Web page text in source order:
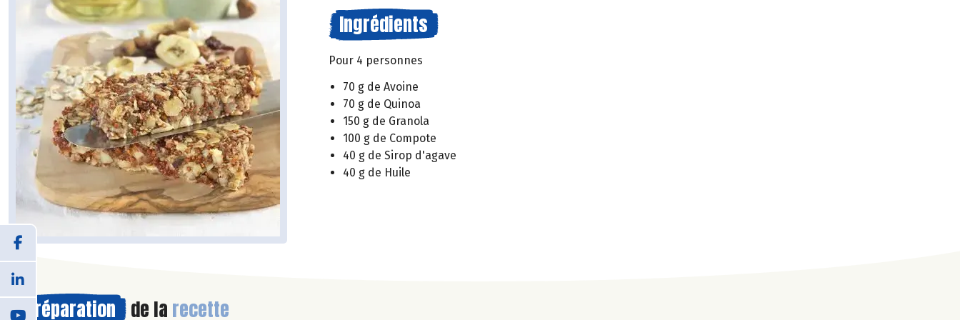
Ingrédients
Pour 4 personnes
70 g de Avoine
70 g de Quinoa
150 g de Granola
100 g de Compote
40 g de Sirop d'agave
40 g de Huile
Préparation de la recette